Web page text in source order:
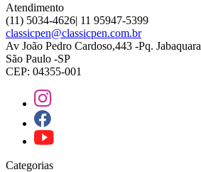
Atendimento
(11) 5034-4626| 11 95947-5399
classicpen@classicpen.com.br
Av João Pedro Cardoso,443 -Pq. Jabaquara
São Paulo -SP
CEP: 04355-001
Categorias